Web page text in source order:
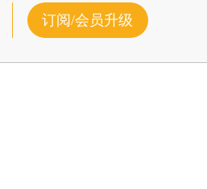
订阅/会员升级